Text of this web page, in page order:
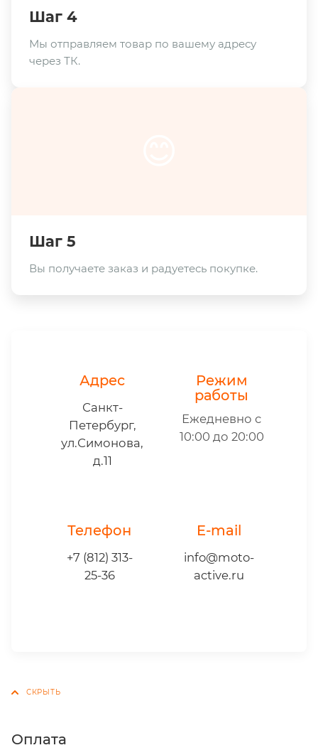
Шаг 4
Мы отправляем товар по вашему адресу
через ТК.
Шаг 5
Вы получаете заказ и радуетесь покупке.
Адрес
Санкт-
Петербург,
ул.Симонова,
д.11
Режим
работы
Ежедневно с
10:00 до 20:00
Телефон
+7 (812) 313-
25-36
E-mail
info@moto-
active.ru
Оплата